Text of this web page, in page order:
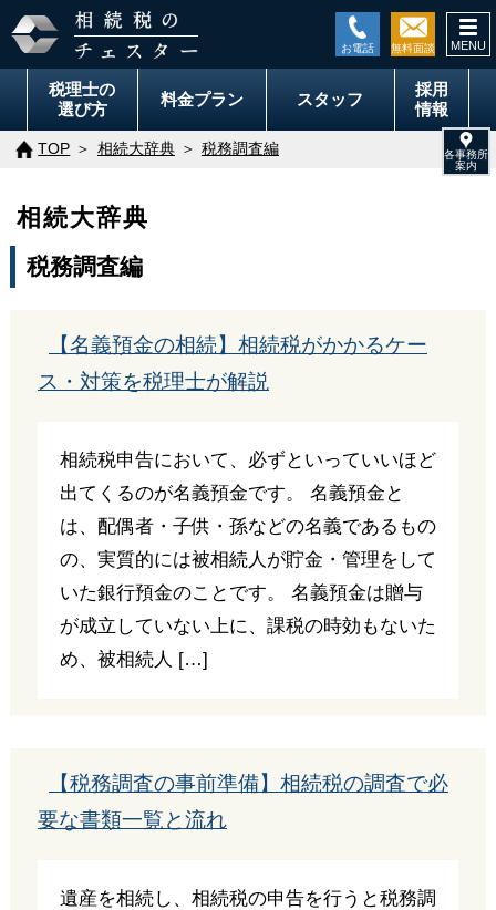
税理士の
選び方
料金プラン スタッフ
採用
情報
TOP 相続大辞典 税務調査編
相続大辞典
税務調査編
【名義預金の相続】相続税がかかるケー
ス・対策を税理士が解説
相続税申告において、必ずといっていいほど
出てくるのが名義預金です。 名義預金と
は、配偶者・子供・孫などの名義であるもの
の、実質的には被相続人が貯金・管理をして
いた銀行預金のことです。 名義預金は贈与
が成立していない上に、課税の時効もないた
め、被相続人 […]
【税務調査の事前準備】相続税の調査で必
要な書類一覧と流れ
遺産を相続し、相続税の申告を行うと税務調